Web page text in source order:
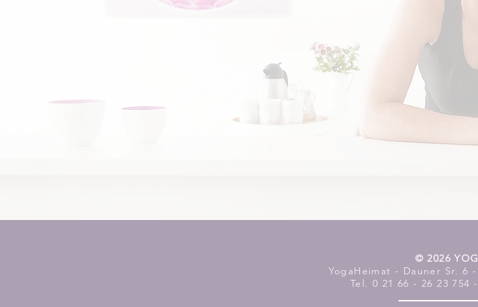
​© 2026
YogaHeimat - Dauner Sr. 6
Tel. 0 21 66 - 26 23 754